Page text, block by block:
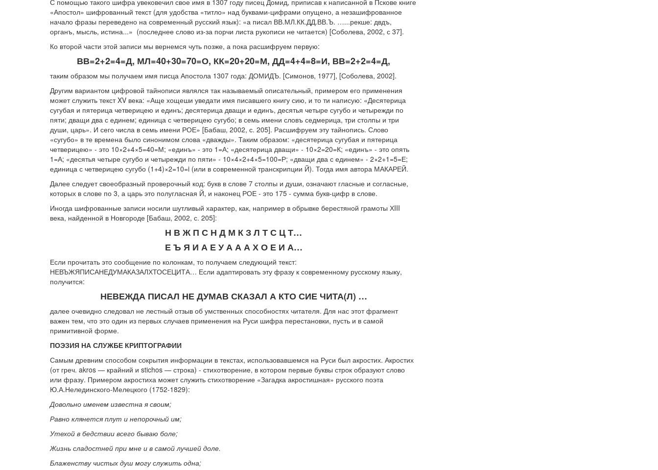
«Апостол» шифрованный текст (для удобства «титло» над буквами-цифрами опущено, а незашифрованное
начало фразы переведено на современный русский язык): «а писал ВВ.МЛ.КК.ДД.ВВ.Ъ. …...рекше: двдъ,
органъ, мысль, истина...» (последнее слово из-за порчи листа рукописи не читается) [Соболева, 2002, с 37].
Ко второй части этой записи мы вернемся чуть позже, а пока расшифруем первую:
ВВ=2+2=4=Д, МЛ=40+30=70=О, КК=20+20=М, ДД=4+4=8=И, ВВ=2+2=4=Д,
таким образом мы получаем имя писца Апостола 1307 года: ДОМИДЪ. [Симонов, 1977], [Соболева, 2002].
Другим вариантом цифровой тайнописи являлся так называемый описательный, примером его применения
может служить текст XV века: «Аще хощеши уведати имя писавшего книгу сию, и то ти написую: «Десятерица
сугубая и пятерица четверицею и единъ; десятерица дващи и единъ, десятья четыре сугубо и четырежди по
пяти; дващи два с единем; единица с четверицею сугубо; в семь имени словъ седмерица, три столпы и три
души, царь». И сего числа в семь имени РОЕ» [Бабаш, 2002, с. 205]. Расшифруем эту тайнопись. Слово
«сугубо» в те времена было синонимом слова «дважды». Таким образом: «десятерица сугубая и пятерица
четверицею» - это 10×2+4×5=40=М; «единъ» - это 1=А; «десятерица дващи» - 10×2=20=К; «единъ» - это опять
1=А; «десятья четыре сугубо и четырежди по пяти» - 10×4×2+4×5=100=Р; «дващи два с единем» - 2×2+1=5=Е;
единица с четверицею сугубо (1+4)×2=10=i (или в современной транскрипции Й). Тогда имя автора МАКАРЕЙ.
Далее следует своеобразный проверочный код: букв в слове 7 столпы и души, означают гласные и согласные,
которых в слове по 3, а царь это полугласная Й, и наконец РОЕ - это 175 - сумма букв-цифр в слове.
Иногда шифрованные записи носили шутливый характер, как, например в обрывке берестяной грамоты ХIII
века, найденной в Новгороде [Бабаш, 2002, с. 205]:
Н В Ж П С Н Д М К З Л Т С Ц Т…
Е Ъ Я И А Е У А А А Х О Е И А…
Если прочитать это сообщение по колонкам, то получаем следующий текст:
НЕВЪЖЯПИСАНЕДУМАКАЗАЛХТОСЕЦИТА… Если адаптировать эту фразу к современному русскому языку,
получится:
НЕВЕЖДА ПИСАЛ НЕ ДУМАВ СКАЗАЛ А КТО СИЕ ЧИТА(Л) …
далее очевидно следовал не лестный отзыв об умственных способностях читателя. Для нас этот фрагмент
важен тем, что это один из первых случаев применения на Руси шифра перестановки, пусть и в самой
примитивной форме.
ПОЭЗИЯ НА СЛУЖБЕ КРИПТОГРАФИИ
Самым древним способом сокрытия информации в текстах, использовавшемся на Руси был акростих. Акростих
(от греч. akros — крайний и stichos — строка) - стихотворение, в котором первые буквы строк образуют слово
или фразу. Примером акростиха может служить стихотворение «Загадка акростишная» русского поэта
Ю.А.Нелединского-Мелецкого (1752-1829):
Довольно именем известна я своим;
Равно клянется плут и непорочный им;
Утехой в бедствии всего бываю боле;
Жизнь сладостней при мне и в самой лучшей доле.
Блаженству чистых душ могу служить одна;